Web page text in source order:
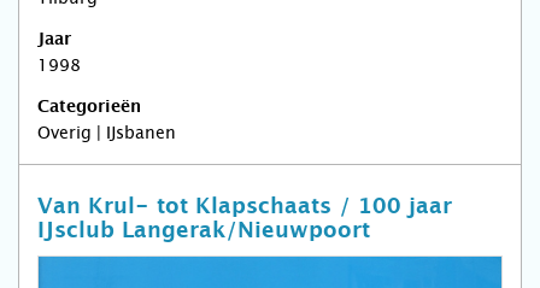
Jaar
1998
Categorieën
Overig | IJsbanen
Van Krul- tot Klapschaats / 100 jaar
IJsclub Langerak/Nieuwpoort